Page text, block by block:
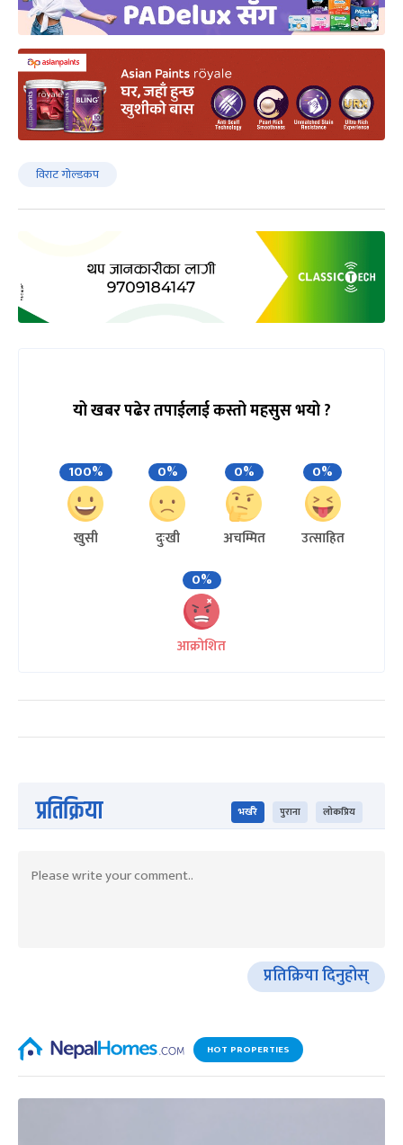
विराट गोल्डकप
यो खबर पढेर तपाईलाई कस्तो महसुस भयो ?
100%
खुसी
0%
दुःखी
0%
अचम्मित
0%
उत्साहित
0%
आक्रोशित
प्रतिक्रिया भर्खरै पुराना लोकप्रिय
प्रतिक्रिया दिनुहोस्
HOT PROPERTIES